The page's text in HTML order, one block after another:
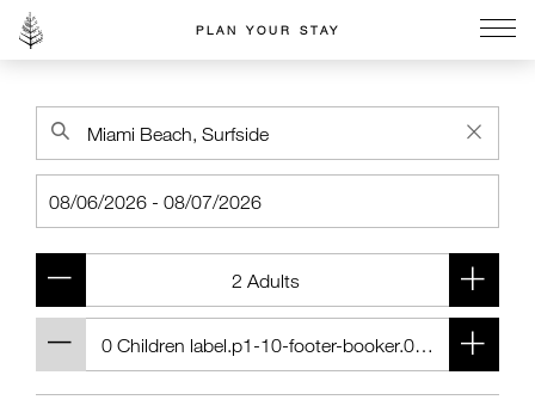
PLAN YOUR STAY